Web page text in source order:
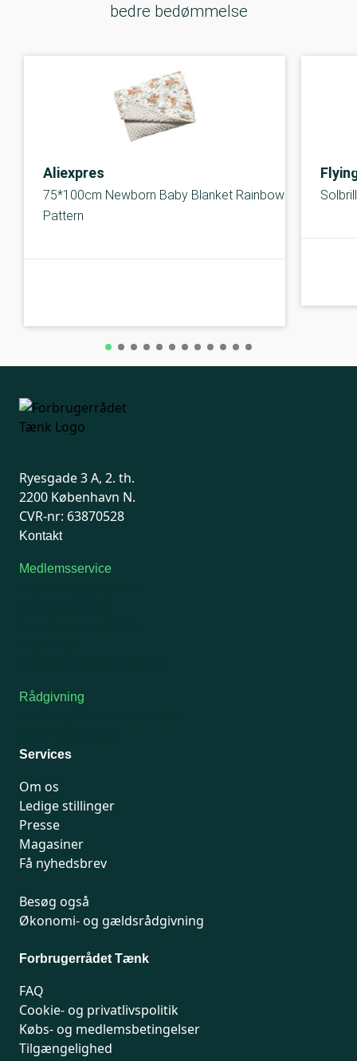
bedre bedømmelse
Aliexpres
75*100cm Newborn Baby Blanket Rainbow
Pattern
B-kolbe
Ryesgade 3 A, 2. th.
2200 København N.
CVR-nr: 63870528
Kontakt
Medlemsservice
Rådgivning
Services
Om os
Ledige stillinger
Presse
Magasiner
Få nyhedsbrev
Besøg også
Økonomi- og gældsrådgivning
Forbrugerrådet Tænk
FAQ
Cookie- og privatlivspolitik
Købs- og medlemsbetingelser
Tilgængelighed